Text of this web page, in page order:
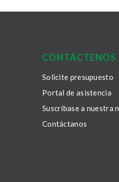
CONTÁCTENOS
Solicite presupuesto
Portal de asistencia
Suscríbase a nuestra
Contáctanos